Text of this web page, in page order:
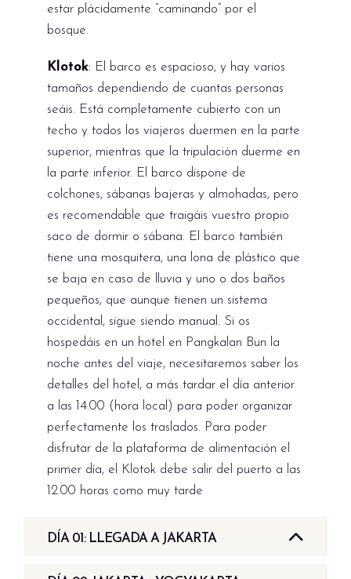
estar plácidamente “caminando” por el
bosque.
Klotok: El barco es espacioso, y hay varios
tamaños dependiendo de cuantas personas
seáis. Está completamente cubierto con un
techo y todos los viajeros duermen en la parte
superior, mientras que la tripulación duerme en
la parte inferior. El barco dispone de
colchones, sábanas bajeras y almohadas, pero
es recomendable que traigáis vuestro propio
saco de dormir o sábana. El barco también
tiene una mosquitera, una lona de plástico que
se baja en caso de lluvia y uno o dos baños
pequeños, que aunque tienen un sistema
occidental, sigue siendo manual. Si os
hospedáis en un hotel en Pangkalan Bun la
noche antes del viaje, necesitaremos saber los
detalles del hotel, a más tardar el día anterior
a las 14.00 (hora local) para poder organizar
perfectamente los traslados. Para poder
disfrutar de la plataforma de alimentación el
primer día, el Klotok debe salir del puerto a las
12.00 horas como muy tarde
DÍA 01: LLEGADA A JAKARTA